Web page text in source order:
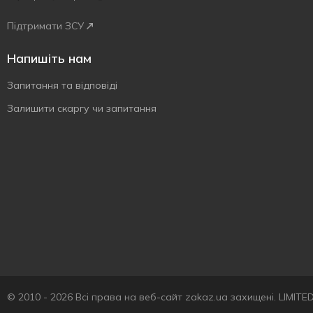
Підтримати ЗСУ
Напишіть нам
Запитання та відповіді
Залишити скаргу чи запитання
© 2010 - 2026 Всі права на веб-сайт zakaz.ua захищені.